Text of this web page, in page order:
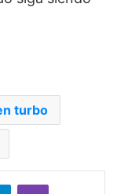
turbo
TelegramViber